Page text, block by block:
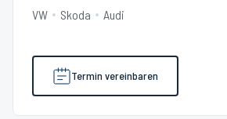
VW Skoda Audi
Termin vereinbaren